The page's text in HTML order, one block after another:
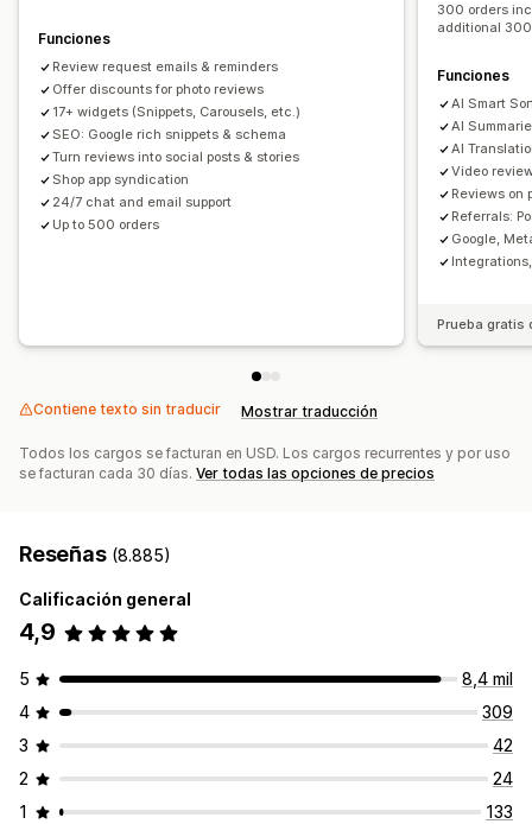
Solicitudes por correo electrónico
Publicaciones en redes sociales
Ventanas emergentes
Formularios Promociones Recomendaciones
Importar y exportar Migración de reseñas
Sindicación de reseñas Automatizaciones
Solicitudes personalizadas
Seguimiento de interacción
Funciones
Review request emails & reminders
Offer discounts for photo reviews
17+ widgets (Snippets, Carousels, etc.)
SEO: Google rich snippets & schema
Turn reviews into social posts & stories
Shop app syndication
24/7 chat and email support
Up to 500 orders
300 orders
additional
Funciones
AI Smart
AI
AI
Video
Reviews on
Referrals:
Google,
Prueba gratis
Contiene texto sin traducir Mostrar traducción
Todos los cargos se facturan en USD. Los cargos recurrentes y por uso
se facturan cada 30 días. Ver todas las opciones de precios
Reseñas (8.885)
Calificación general
4,9
5
8,4 mil
4
309
3
42
2
24
1
133